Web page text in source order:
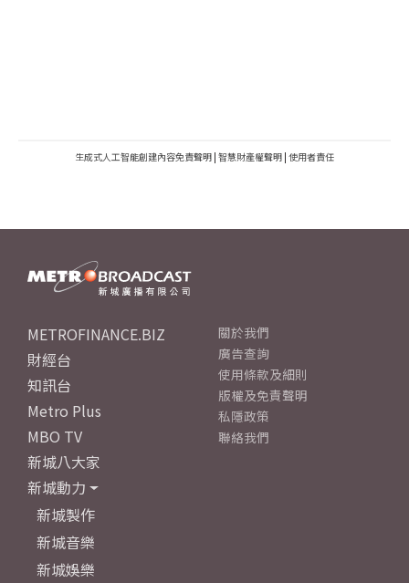
生成式人工智能創建內容免責聲明 | 智慧財產權聲明 | 使用者責任
METROFINANCE.BIZ
財經台
知訊台
Metro Plus
MBO TV
新城八大家
新城動力
新城製作
新城音樂
新城娛樂
關於我們
廣告查詢
使用條款及細則
版權及免責聲明
私隱政策
聯絡我們